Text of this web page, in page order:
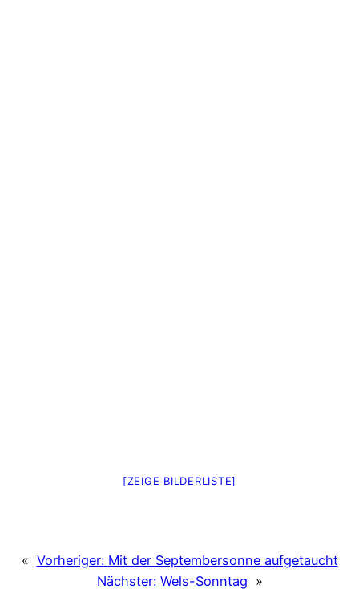
[ZEIGE BILDERLISTE]
« Vorheriger: Mit der Septembersonne aufgetaucht
Nächster: Wels-Sonntag »